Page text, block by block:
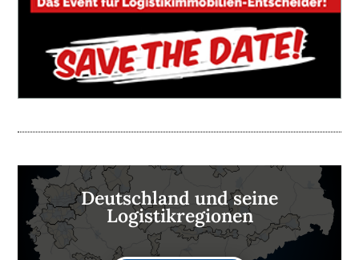
Deutschland und seine
Logistikregionen